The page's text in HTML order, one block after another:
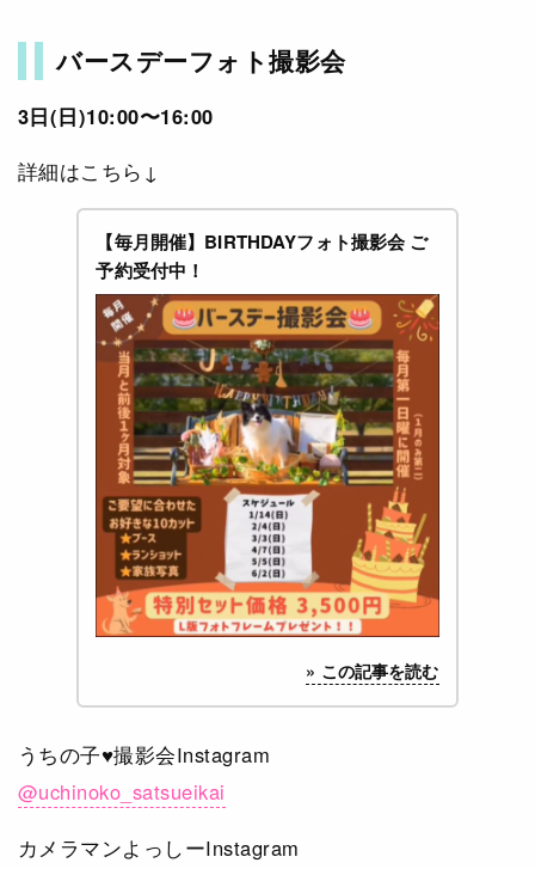
バースデーフォト撮影会
3日(日)10:00〜16:00
詳細はこちら↓
うちの子♥撮影会Instagram
@uchinoko_satsueikai
カメラマンよっしーInstagram